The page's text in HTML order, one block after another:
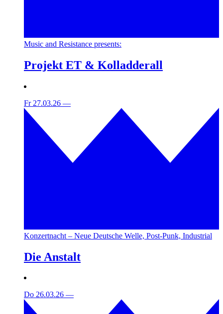
Music and Resistance presents:
Projekt ET & Kolladderall
Fr 27.03.26 —
Konzertnacht – Neue Deutsche Welle, Post-Punk, Industrial
Die Anstalt
Do 26.03.26 —